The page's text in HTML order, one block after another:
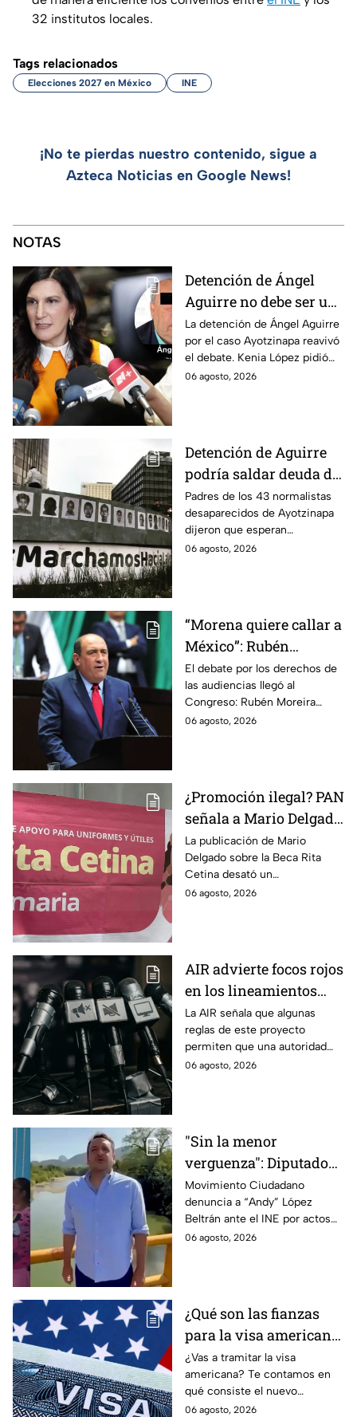
32 institutos locales.
Tags relacionados
Elecciones 2027 en México INE
¡No te pierdas nuestro contenido, sigue a
Azteca Noticias en Google News!
NOTAS
Detención de Ángel
Aguirre no debe ser un
distractor, pide Kenia
López; exige justicia
por caso Ayotzinapa
La detención de Ángel Aguirre
por el caso Ayotzinapa reavivó
el debate. Kenia López pidió
que no sea un distractor
06 agosto, 2026
Detención de Aguirre
podría saldar deuda de
justicia: padres de los
43 de Ayotzinapa
Padres de los 43 normalistas
desaparecidos de Ayotzinapa
dijeron que esperan
información oficial sobre la
06 agosto, 2026
“Morena quiere callar a
México”: Rubén
Moreira pide frenar
discusión de
lineamientos de
audiencias hasta
El debate por los derechos de
las audiencias llegó al
Congreso: Rubén Moreira
reclama una consulta con
06 agosto, 2026
¿Promoción ilegal? PAN
señala a Mario Delgado
por publicación sobre
la Beca Rita Cetina
La publicación de Mario
Delgado sobre la Beca Rita
Cetina desató un
enfrentamiento entre Morena
06 agosto, 2026
AIR advierte focos rojos
en los lineamientos
para proteger a las
audiencias
La AIR señala que algunas
reglas de este proyecto
permiten que una autoridad
gubernamental supervise,
06 agosto, 2026
"Sin la menor
verguenza": Diputado
Juan Zavala denuncia
ante el INE a Andy
López Beltrán por
campaña anticipada en
Movimiento Ciudadano
denuncia a “Andy” López
Beltrán ante el INE por actos
anticipados de campaña en
06 agosto, 2026
¿Qué son las fianzas
para la visa americana
y por qué causan tanta
controversia?
¿Vas a tramitar la visa
americana? Te contamos en
qué consiste el nuevo
programa de fianzas
06 agosto, 2026